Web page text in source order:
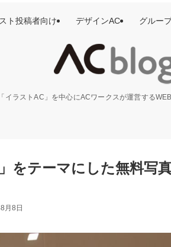
イラストAC」を中心にACワークスが運営する
ト投稿者向け デザインAC グルー
をテーマにした無料写
月8日